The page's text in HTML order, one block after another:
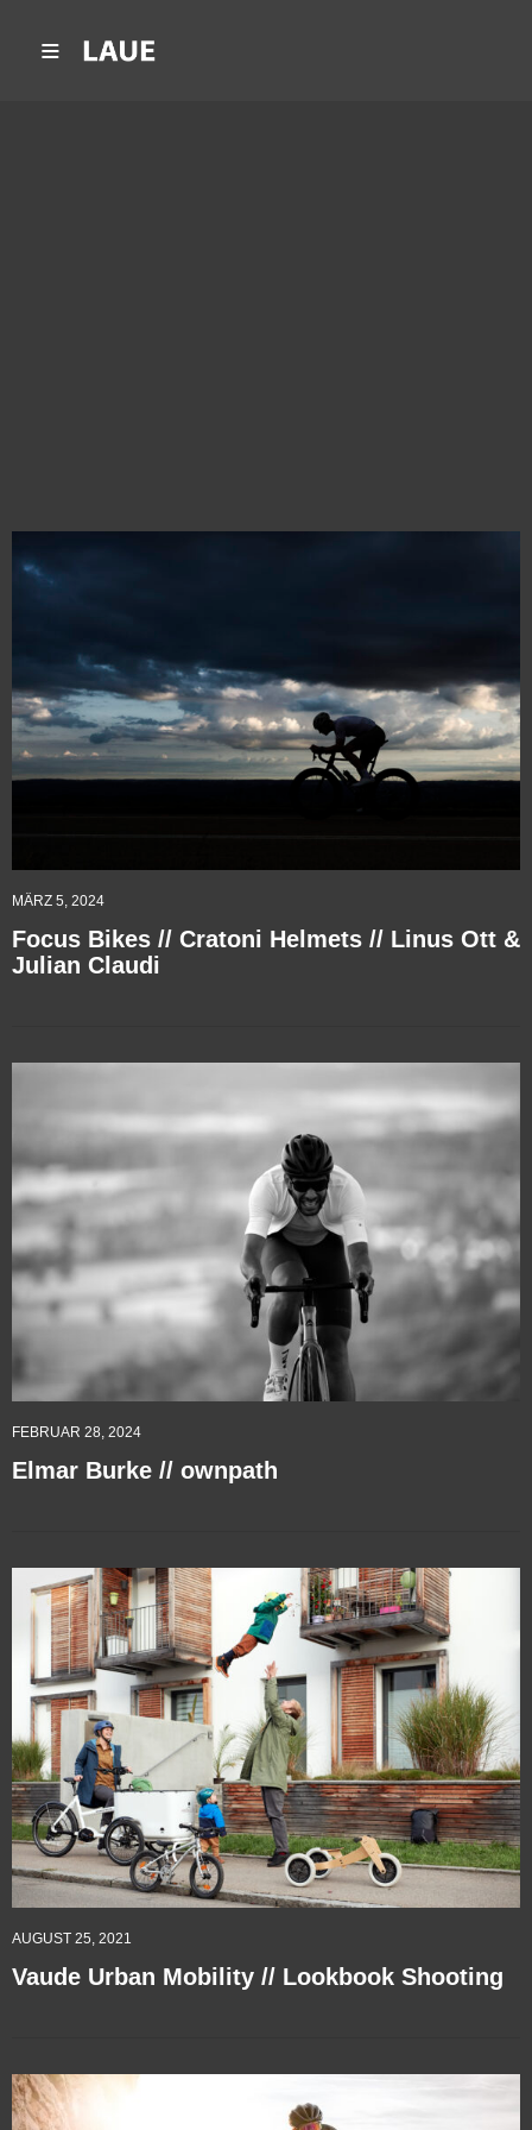
MÄRZ 5, 2024
Focus Bikes // Cratoni Helmets // Linus Ott &
Julian Claudi
FEBRUAR 28, 2024
Elmar Burke // ownpath
AUGUST 25, 2021
Vaude Urban Mobility // Lookbook Shooting